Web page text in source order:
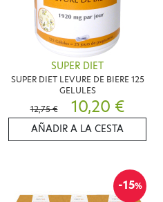
SUPER DIET
SUPER DIET LEVURE DE BIERE 125
GELULES
12,75 €
10,20 €
AÑADIR A LA CESTA
-15%